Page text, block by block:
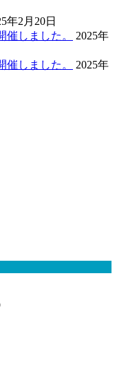
年2月20日
しました。
2025年
しました。
2025年